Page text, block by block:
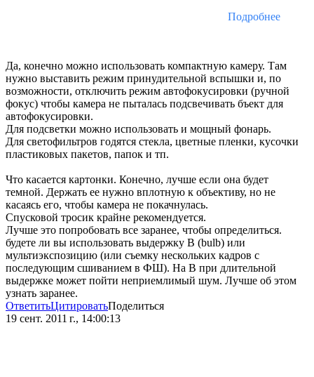
Подробнее
Да, конечно можно использовать компактную камеру. Там
нужно выставить режим принудительной вспышки и, по
возможности, отключить режим автофокусировки (ручной
фокус) чтобы камера не пыталась подсвечивать бъект для
автофокусировки.
Для подсветки можно использовать и мощный фонарь.
Для светофильтров годятся стекла, цветные пленки, кусочки
пластиковых пакетов, папок и тп.
Что касается картонки. Конечно, лучше если она будет
темной. Держать ее нужно вплотную к объективу, но не
касаясь его, чтобы камера не покачнулась.
Спусковой тросик крайне рекомендуется.
Лучше это попробовать все заранее, чтобы определиться.
будете ли вы использовать выдержку B (bulb) или
мультиэкспозицию (или съемку нескольких кадров с
последующим сшиванием в ФШ). На В при длительной
выдержке может пойти неприемлимый шум. Лучше об этом
узнать заранее.
ОтветитьЦитироватьПоделиться
19 сент. 2011 г., 14:00:13